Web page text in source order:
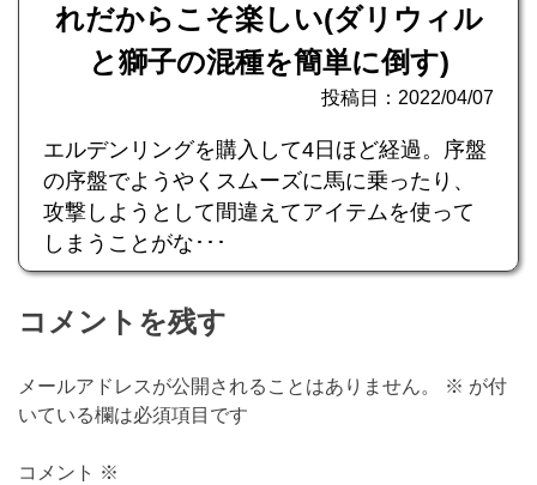
れだからこそ楽しい(ダリウィル
と獅子の混種を簡単に倒す)
投稿日：2022/04/07
エルデンリングを購入して4日ほど経過。序盤
の序盤でようやくスムーズに馬に乗ったり、
攻撃しようとして間違えてアイテムを使って
しまうことがな･･･
コメントを残す
メールアドレスが公開されることはありません。 ※ が付
いている欄は必須項目です
コメント ※